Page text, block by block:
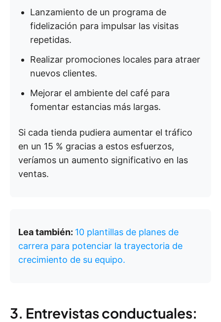
Lanzamiento de un programa de
fidelización para impulsar las visitas
repetidas.
Realizar promociones locales para atraer
nuevos clientes.
Mejorar el ambiente del café para
fomentar estancias más largas.
Si cada tienda pudiera aumentar el tráfico
en un 15 % gracias a estos esfuerzos,
veríamos un aumento significativo en las
ventas.
Lea también: 10 plantillas de planes de
carrera para potenciar la trayectoria de
crecimiento de su equipo.
3. Entrevistas conductuales: